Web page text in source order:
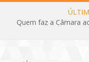
Quem faz a Câmara